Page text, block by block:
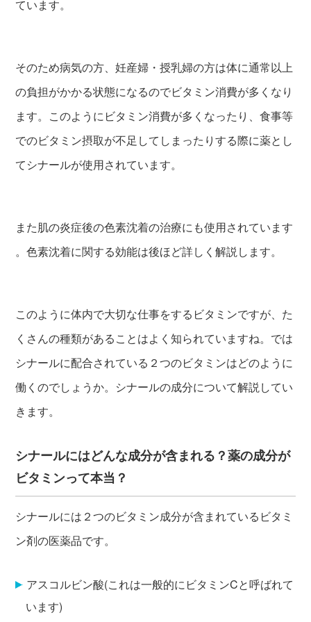
ています。
そのため病気の方、妊産婦・授乳婦の方は体に通常以上
の負担がかかる状態になるのでビタミン消費が多くなり
ます。このようにビタミン消費が多くなったり、食事等
でのビタミン摂取が不足してしまったりする際に薬とし
てシナールが使用されています。
また肌の炎症後の色素沈着の治療にも使用されています
。色素沈着に関する効能は後ほど詳しく解説します。
このように体内で大切な仕事をするビタミンですが、た
くさんの種類があることはよく知られていますね。では
シナールに配合されている２つのビタミンはどのように
働くのでしょうか。シナールの成分について解説してい
きます。
シナールにはどんな成分が含まれる？薬の成分が
ビタミンって本当？
シナールには２つのビタミン成分が含まれているビタミ
ン剤の医薬品です。
アスコルビン酸(これは一般的にビタミンCと呼ばれて
います)